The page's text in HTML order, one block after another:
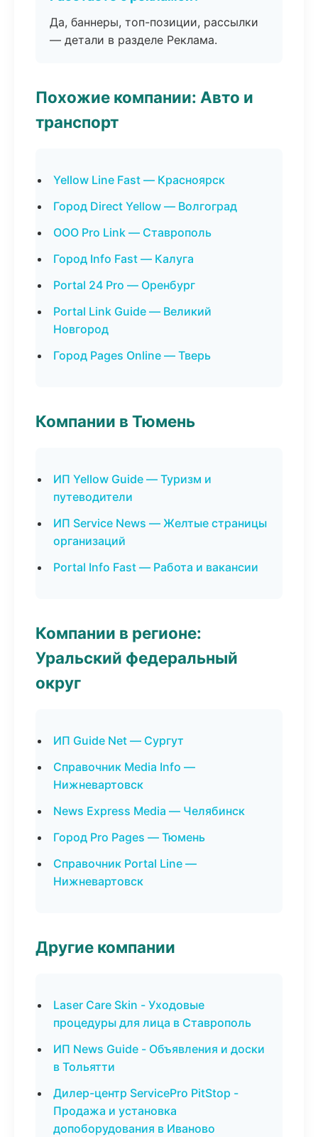
Да, баннеры, топ-позиции, рассылки
— детали в разделе Реклама.
Похожие компании: Авто и
транспорт
Yellow Line Fast — Красноярск
Город Direct Yellow — Волгоград
ООО Pro Link — Ставрополь
Город Info Fast — Калуга
Portal 24 Pro — Оренбург
Portal Link Guide — Великий
Новгород
Город Pages Online — Тверь
Компании в Тюмень
ИП Yellow Guide — Туризм и
путеводители
ИП Service News — Желтые страницы
организаций
Portal Info Fast — Работа и вакансии
Компании в регионе:
Уральский федеральный
округ
ИП Guide Net — Сургут
Справочник Media Info —
Нижневартовск
News Express Media — Челябинск
Город Pro Pages — Тюмень
Справочник Portal Line —
Нижневартовск
Другие компании
Laser Care Skin - Уходовые
процедуры для лица в Ставрополь
ИП News Guide - Объявления и доски
в Тольятти
Дилер-центр ServicePro PitStop -
Продажа и установка
допоборудования в Иваново